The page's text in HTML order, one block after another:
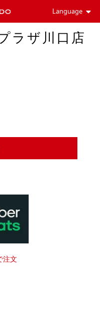
Language
ラザ川口店
注文